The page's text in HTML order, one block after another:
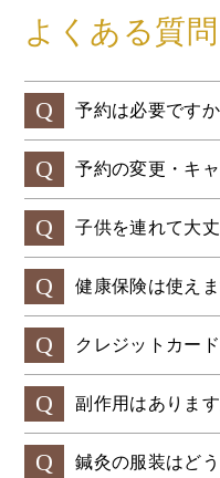
よくある質問
Q 予約は必要ですか
Q 予約の変更・キ
Q 子供を連れて大
Q 健康保険は使え
Q クレジットカー
Q 副作用はあります
Q 鍼灸の服装はど